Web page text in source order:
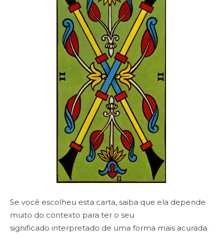
Se você escolheu esta carta, saiba que ela depende
muito do contexto para ter o seu
significado interpretado de uma forma mais acurada.